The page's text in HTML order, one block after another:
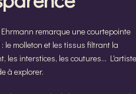
remarque une courtepointe
le molleton et les tissus filtrant la
les interstices, les coutures... L'artiste
à explorer.